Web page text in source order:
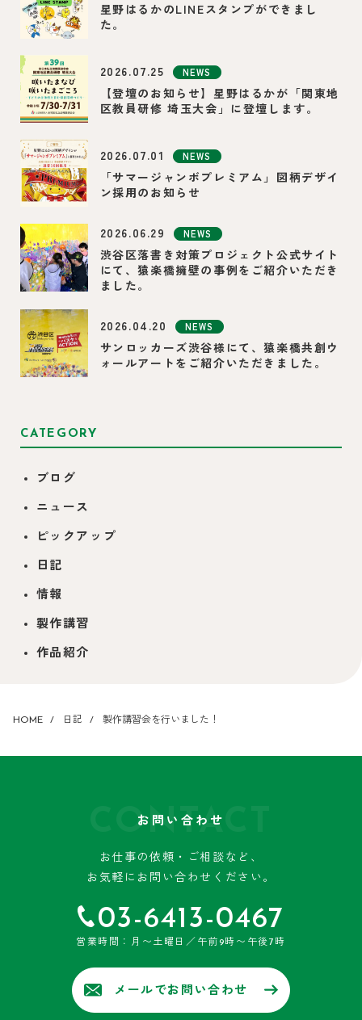
星野はるかのLINEスタンプができまし
た。
2026.07.25 NEWS
【登壇のお知らせ】星野はるかが「関東地
区教員研修 埼玉大会」に登壇します。
2026.07.01 NEWS
「サマージャンボプレミアム」図柄デザイ
ン採用のお知らせ
2026.06.29 NEWS
渋谷区落書き対策プロジェクト公式サイト
にて、猿楽橋擁壁の事例をご紹介いただき
ました。
2026.04.20 NEWS
サンロッカーズ渋谷様にて、猿楽橋共創ウ
ォールアートをご紹介いただきました。
CATEGORY
ブログ
ニュース
ピックアップ
日記
情報
製作講習
作品紹介
HOME 日記 製作講習会を行いました！
CONTACT
お問い合わせ
お仕事の依頼・ご相談など、
お気軽にお問い合わせください。
03-6413-0467
営業時間：月〜土曜日／午前9時〜午後7時
メールでお問い合わせ